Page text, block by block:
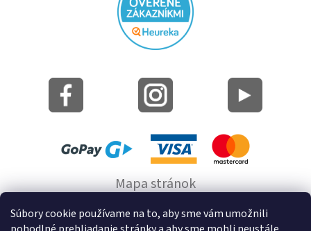
Súbory cookie používame na to, aby sme vám umožnili
Mapa stránok
Informácie o cookie